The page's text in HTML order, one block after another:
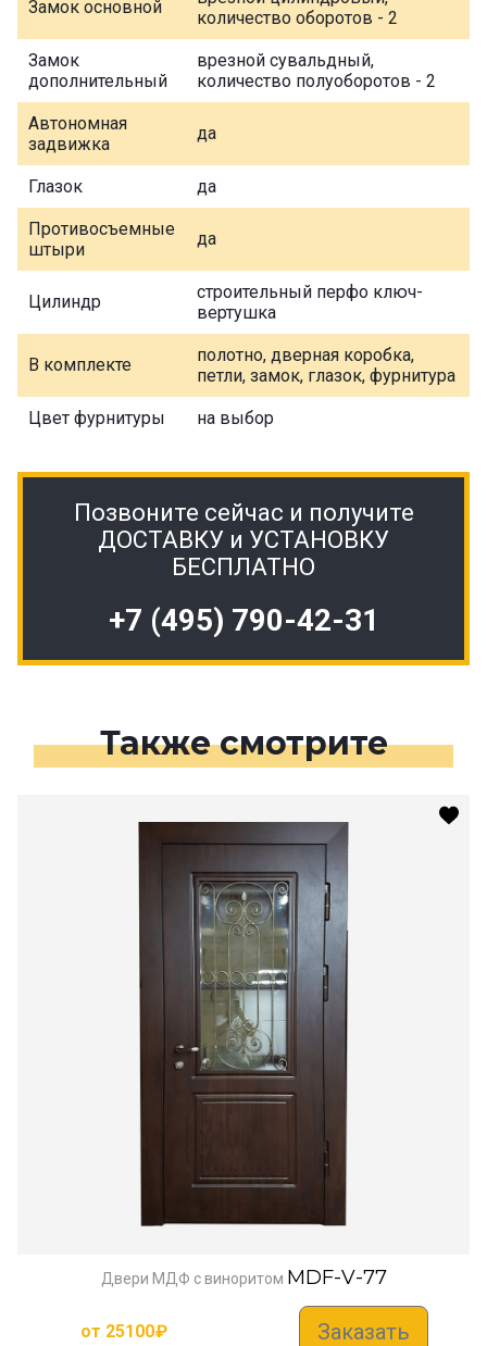
Замок основной
количество оборотов - 2
Замок
дополнительный
врезной сувальдный,
количество полуоборотов - 2
Автономная
задвижка
да
Глазок да
Противосъемные
штыри
да
Цилиндр
строительный перфо ключ-
вертушка
В комплекте
полотно, дверная коробка,
петли, замок, глазок, фурнитура
Цвет фурнитуры на выбор
Позвоните сейчас и получите
ДОСТАВКУ и УСТАНОВКУ
БЕСПЛАТНО
+7 (495) 790-42-31
Также смотрите
Двери МДФ с виноритом MDF-V-77
от 25100₽ Заказать